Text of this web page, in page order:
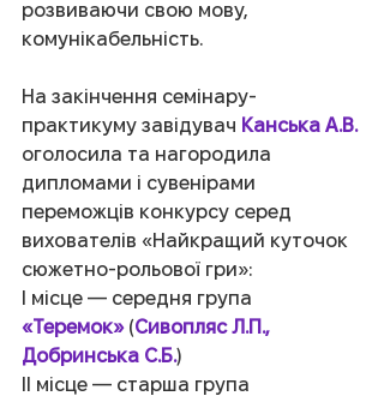
розвиваючи свою мову,
комунікабельність.
На закінчення семінару-
практикуму завідувач Канська А.В.
оголосила та нагородила
дипломами і сувенірами
переможців конкурсу серед
вихователів «Найкращий куточок
сюжетно-рольової гри»:
І місце — середня група
«Теремок» (Сивопляс Л.П.,
Добринська С.Б.)
ІІ місце — старша група